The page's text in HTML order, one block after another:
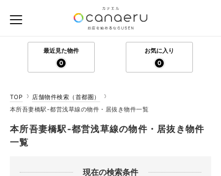
最近見た物件
0
お気に入り
0
TOP
店舗物件検索（首都圏）
本所吾妻橋駅-都営浅草線の物件・居抜き物件一覧
本所吾妻橋駅-都営浅草線の物件・居抜き物件
一覧
現在の検索条件